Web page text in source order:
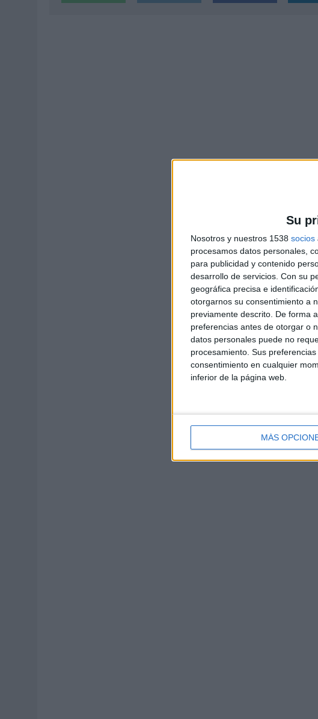
Su
Nosotros y nuestros 1538 socios
procesamos datos personales,
para publicidad y contenido
desarrollo de servicios. Con su
geográfica precisa e
otorgarnos su consentimiento a
previamente descrito. De forma
preferencias antes de otorgar o
datos personales puede no
procesamiento. Sus
consentimiento en cualquier
inferior de la página web.
MÁS